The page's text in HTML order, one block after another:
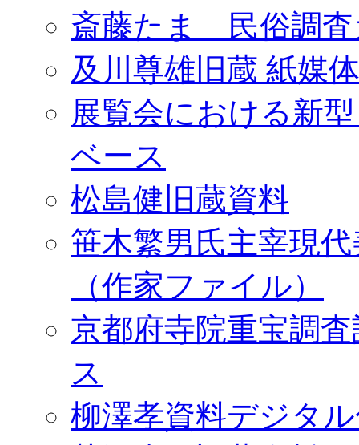
斎藤たま 民俗調査
及川尊雄旧蔵 紙媒
展覧会における新
ベース
松島健旧蔵資料
笹木繁男氏主宰現
（作家ファイル）
京都府寺院重宝調
ス
柳澤孝資料デジタ